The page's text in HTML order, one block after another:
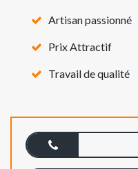
Artisan passionné
Prix Attractif
Travail de qualité